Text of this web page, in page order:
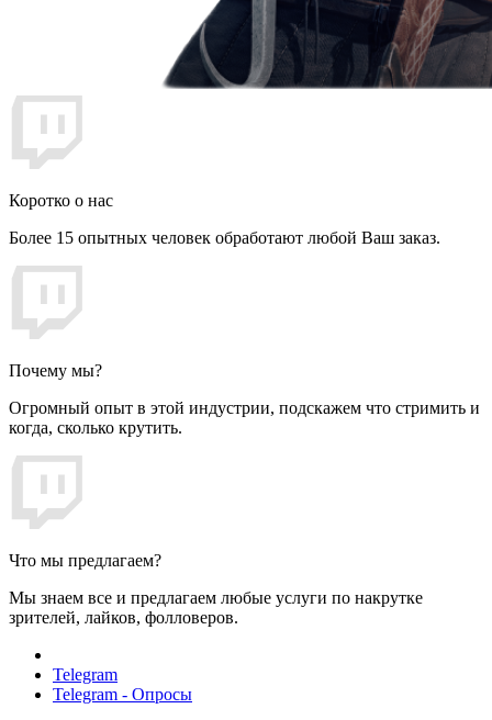
Коротко о нас
Более 15 опытных человек обработают любой Ваш заказ.
Почему мы?
Огромный опыт в этой индустрии, подскажем что стримить и
когда, сколько крутить.
Что мы предлагаем?
Мы знаем все и предлагаем любые услуги по накрутке
зрителей, лайков, фолловеров.
Telegram
Telegram - Опросы